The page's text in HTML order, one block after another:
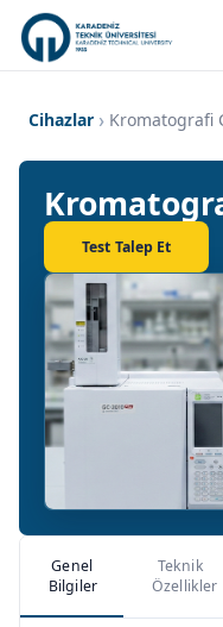
Cihazlar Kromatografi
Test Talep Et
Genel
Bilgiler
Teknik
Özellikler